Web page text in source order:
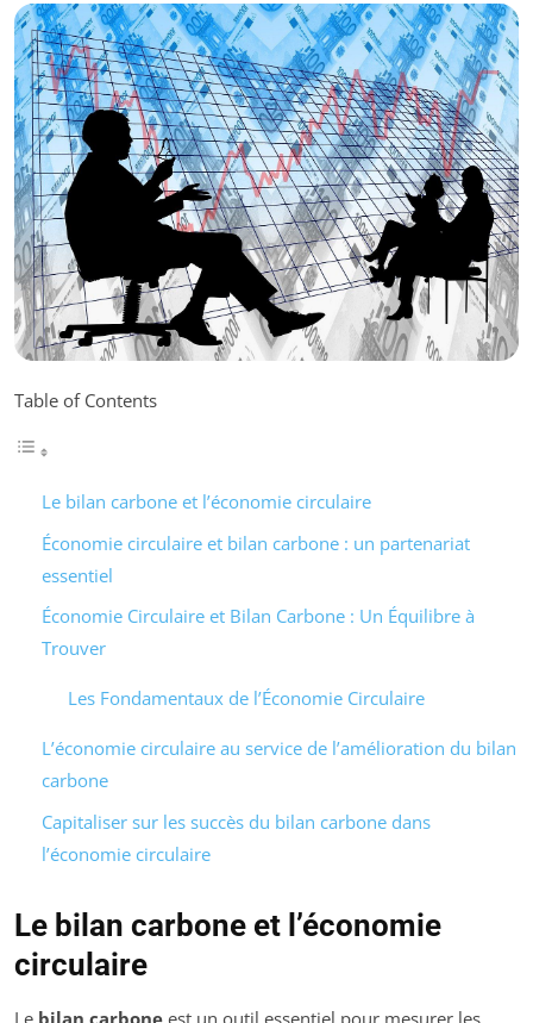
Table of Contents
Le bilan carbone et l’économie circulaire
Économie circulaire et bilan carbone : un partenariat
essentiel
Économie Circulaire et Bilan Carbone : Un Équilibre à
Trouver
Les Fondamentaux de l’Économie Circulaire
L’économie circulaire au service de l’amélioration du bilan
carbone
Capitaliser sur les succès du bilan carbone dans
l’économie circulaire
Le bilan carbone et l’économie
circulaire
Le bilan carbone est un outil essentiel pour mesurer les